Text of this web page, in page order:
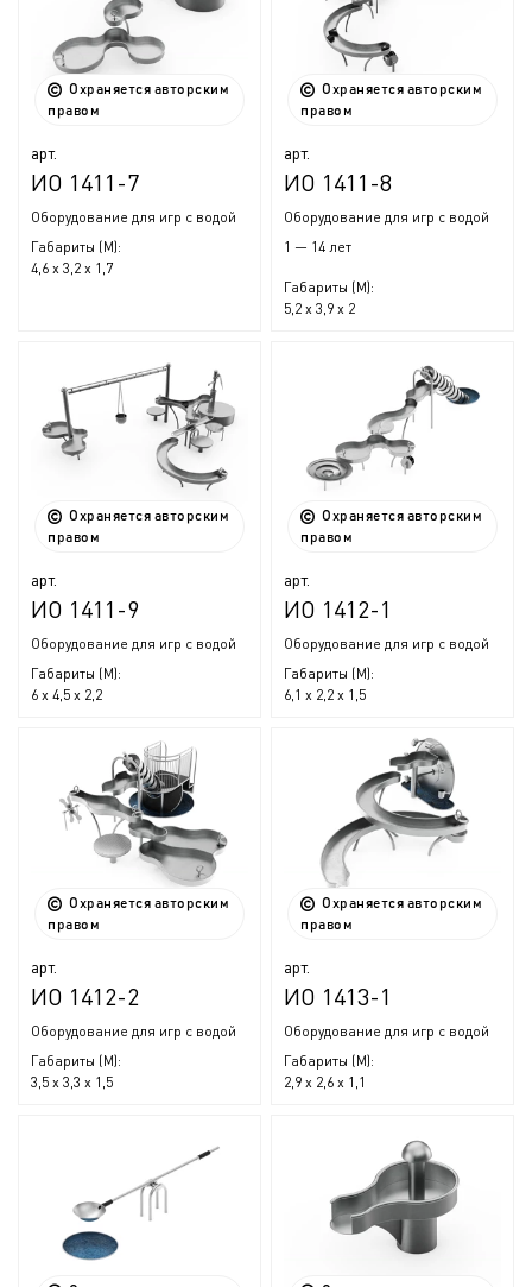
Охраняется авторским
правом
арт.
ИО 1411-7
Оборудование для игр с водой
Габариты (М):
4,6 x 3,2 x 1,7
Охраняется авторским
правом
арт.
ИО 1411-8
Оборудование для игр с водой
1 — 14 лет
Габариты (М):
5,2 x 3,9 x 2
Охраняется авторским
правом
арт.
ИО 1411-9
Оборудование для игр с водой
Габариты (М):
6 x 4,5 x 2,2
Охраняется авторским
правом
арт.
ИО 1412-1
Оборудование для игр с водой
Габариты (М):
6,1 x 2,2 x 1,5
Охраняется авторским
правом
арт.
ИО 1412-2
Оборудование для игр с водой
Габариты (М):
3,5 x 3,3 x 1,5
Охраняется авторским
правом
арт.
ИО 1413-1
Оборудование для игр с водой
Габариты (М):
2,9 x 2,6 x 1,1